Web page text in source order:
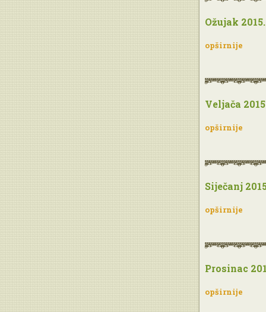
Ožujak 2015.
opširnije
Veljača 2015
opširnije
Siječanj
opširnije
Prosinac
opširnije